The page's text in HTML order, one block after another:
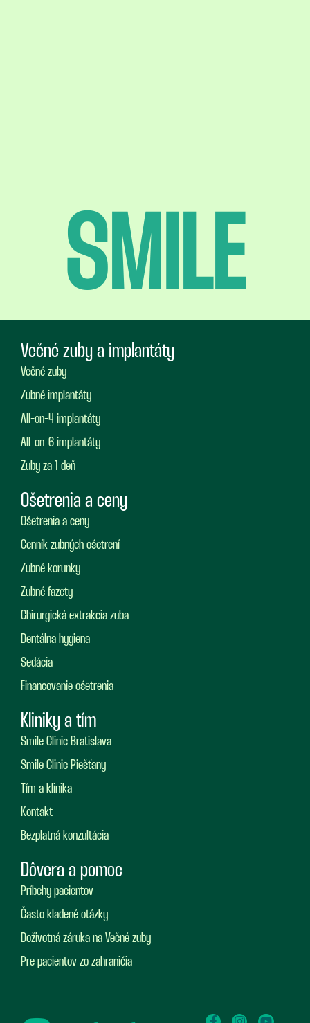
SMILE
Večné zuby a implantáty
Večné zuby
Zubné implantáty
All-on-4 implantáty
All-on-6 implantáty
Zuby za 1 deň
Ošetrenia a ceny
Ošetrenia a ceny
Cenník zubných ošetrení
Zubné korunky
Zubné fazety
Chirurgická extrakcia zuba
Dentálna hygiena
Sedácia
Financovanie ošetrenia
Kliniky a tím
Smile Clinic Bratislava
Smile Clinic Piešťany
Tím a klinika
Kontakt
Bezplatná konzultácia
Dôvera a pomoc
Príbehy pacientov
Často kladené otázky
Doživotná záruka na Večné zuby
Pre pacientov zo zahraničia